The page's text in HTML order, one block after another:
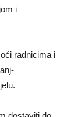
i
radnicima i